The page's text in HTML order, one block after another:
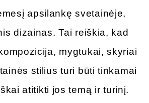
apsilankę svetainėje,
dizainas. Tai reiškia, kad
mygtukai, skyriai
stilius turi būti tinkamai
atitikti jos temą ir turinį.